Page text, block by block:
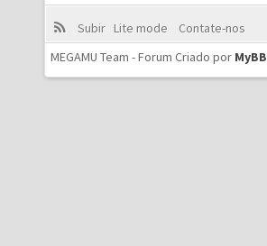
Subir Lite mode
Contate-nos
MEGAMU Team - Forum Criado por MyBB